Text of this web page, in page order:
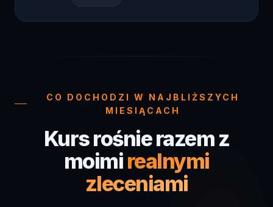
Kurs rośnie razem z
moimirealnymi
zleceniami